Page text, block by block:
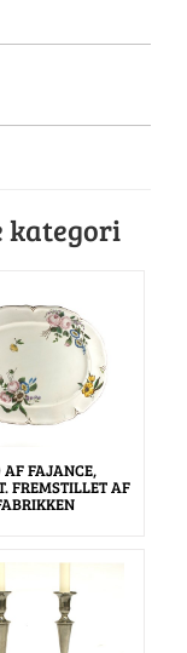
kategori
AF FAJANCE,
FREMSTILLET AF